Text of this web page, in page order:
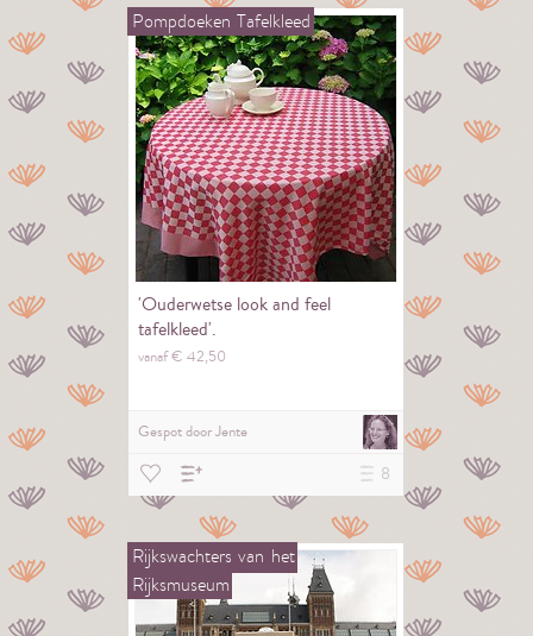
Pompdoeken Tafelkleed
'Ouderwetse look and feel
tafelkleed'.
vanaf €42,50
Gespot doorJente
8
Rijkswachters van het
Rijksmuseum